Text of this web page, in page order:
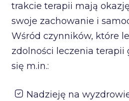
trakcie terapii mają
swoje zachowanie i
Wśród czynników, które
zdolności leczenia terapii
się m.in.:
Nadzieję na